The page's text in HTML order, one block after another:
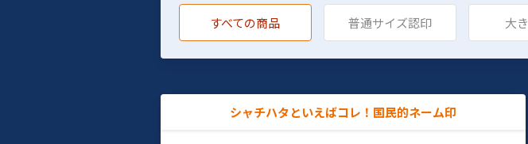
すべての商品 普通サイズ認印 大
シャチハタといえばコレ！国民的ネーム印